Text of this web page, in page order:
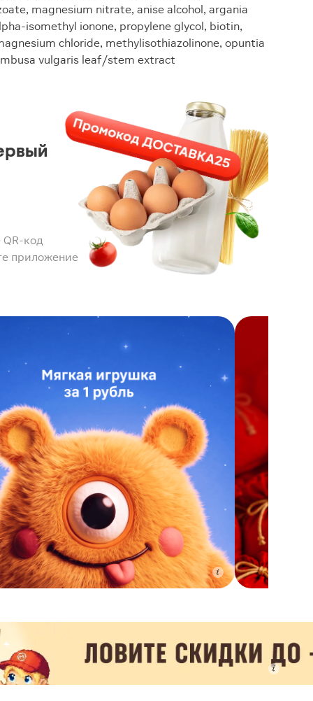
magnesium nitrate, anise alcohol, argania
isomethyl ionone, propylene glycol, biotin,
chloride, methylisothiazolinone, opuntia
vulgaris leaf/stem extract
код
приложение